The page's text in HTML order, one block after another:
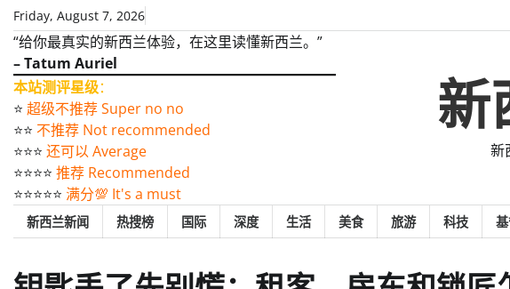
Skip
content
Friday, August 7, 2026
“给你最真实的新西兰体验，在这里读懂新西兰。”
– Tatum Auriel
本站测评星级：
⭐️ 超级不推荐 Super no no
⭐️⭐️ 不推荐 Not recommended
⭐️⭐️⭐️ 还可以 Average
⭐️⭐️⭐️⭐️ 推荐 Recommended
⭐️⭐️⭐️⭐️⭐️ 满分💯 It's a must
新
新
新西兰新闻 热搜榜 国际 深度 生活 美食 旅游 科技